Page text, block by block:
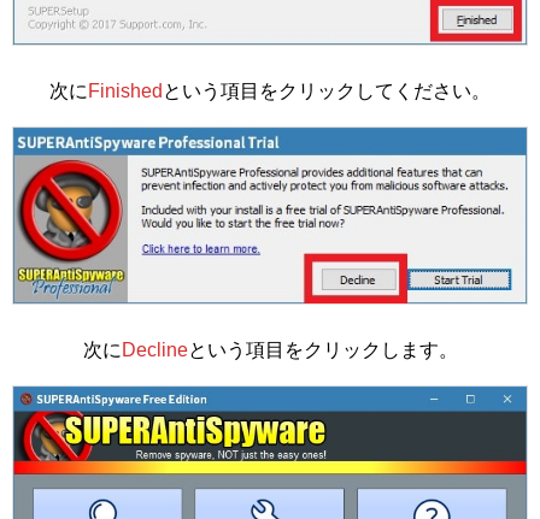
次に Finished という項目をクリックしてください。
次に Declineという項目をクリックします。